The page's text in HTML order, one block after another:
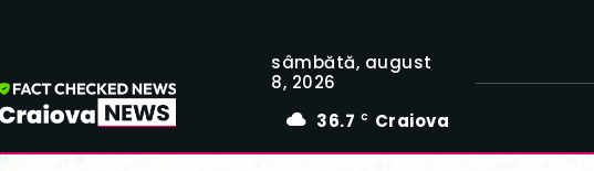
sâmbătă, august
8, 2026
36.7 C Craiova